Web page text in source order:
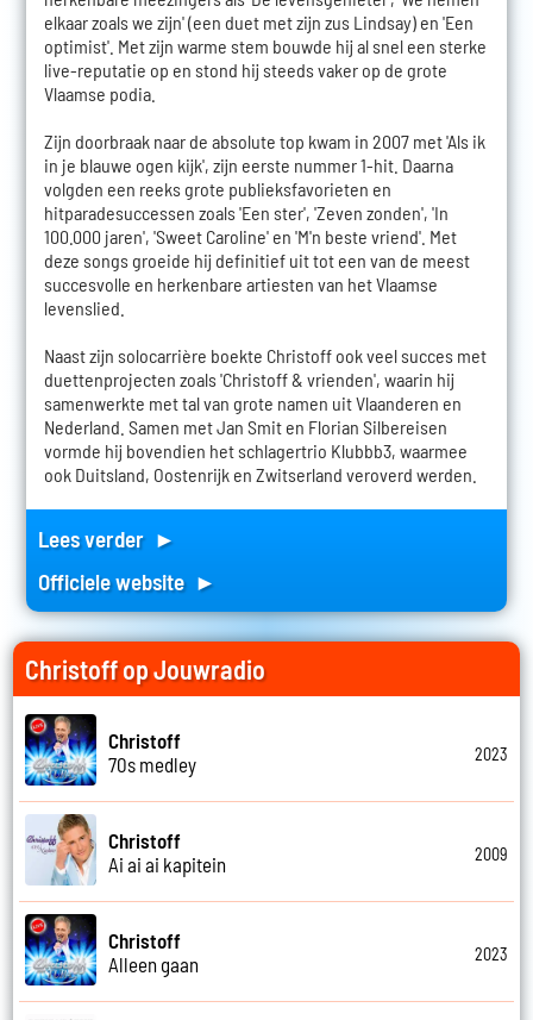
elkaar zoals we zijn' (een duet met zijn zus Lindsay) en 'Een
optimist'. Met zijn warme stem bouwde hij al snel een sterke
live-reputatie op en stond hij steeds vaker op de grote
Vlaamse podia.
Zijn doorbraak naar de absolute top kwam in 2007 met 'Als ik
in je blauwe ogen kijk', zijn eerste nummer 1-hit. Daarna
volgden een reeks grote publieksfavorieten en
hitparadesuccessen zoals 'Een ster', 'Zeven zonden', 'In
100.000 jaren', 'Sweet Caroline' en 'M'n beste vriend'. Met
deze songs groeide hij definitief uit tot een van de meest
succesvolle en herkenbare artiesten van het Vlaamse
levenslied.
Naast zijn solocarrière boekte Christoff ook veel succes met
duettenprojecten zoals 'Christoff & vrienden', waarin hij
samenwerkte met tal van grote namen uit Vlaanderen en
Nederland. Samen met Jan Smit en Florian Silbereisen
vormde hij bovendien het schlagertrio Klubbb3, waarmee
ook Duitsland, Oostenrijk en Zwitserland veroverd werden.
Lees verder ►
Officiele website ►
Christoff op Jouwradio
Christoff
70s medley
2023
Christoff
Ai ai ai kapitein
2009
Christoff
Alleen gaan
2023